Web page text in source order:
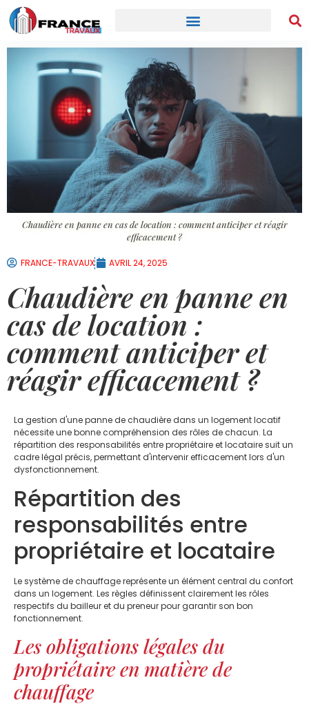
Chaudière en panne en cas de location : comment anticiper et réagir
efficacement ?
FRANCE-TRAVAUX AVRIL 24, 2025
Chaudière en panne en
cas de location :
comment anticiper et
réagir efficacement ?
La gestion d'une panne de chaudière dans un logement locatif
nécessite une bonne compréhension des rôles de chacun. La
répartition des responsabilités entre propriétaire et locataire suit un
cadre légal précis, permettant d'intervenir efficacement lors d'un
dysfonctionnement.
Répartition des
responsabilités entre
propriétaire et locataire
Le système de chauffage représente un élément central du confort
dans un logement. Les règles définissent clairement les rôles
respectifs du bailleur et du preneur pour garantir son bon
fonctionnement.
Les obligations légales du
propriétaire en matière de
chauffage